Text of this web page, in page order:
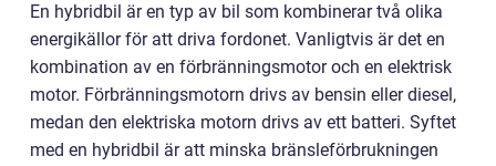
En hybridbil är en typ av bil som kombinerar två olika
energikällor för att driva fordonet. Vanligtvis är det en
kombination av en förbränningsmotor och en elektrisk
motor. Förbränningsmotorn drivs av bensin eller diesel,
medan den elektriska motorn drivs av ett batteri. Syftet
med en hybridbil är att minska bränsleförbrukningen